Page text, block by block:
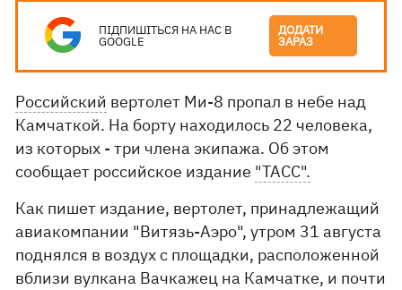
ПІДПИШІТЬСЯ НА НАС В
GOOGLE
ДОДАТИ
ЗАРАЗ
Российский вертолет Ми-8 пропал в небе над
Камчаткой. На борту находилось 22 человека,
из которых - три члена экипажа. Об этом
сообщает российское издание "ТАСС".
Как пишет издание, вертолет, принадлежащий
авиакомпании "Витязь-Аэро", утром 31 августа
поднялся в воздух с площадки, расположенной
вблизи вулкана Вачкажец на Камчатке, и почти